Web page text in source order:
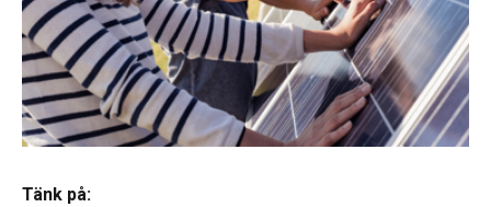
Tänk på: